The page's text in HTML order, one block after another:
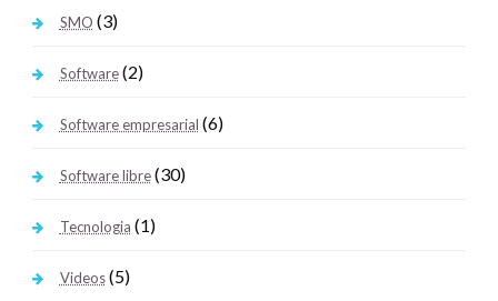
SMO (3)
Software(2)
Software empresarial (6)
Software libre(30)
Tecnologia (1)
Videos(5)